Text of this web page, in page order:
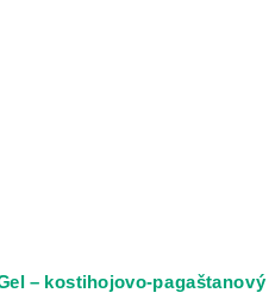
– kostihojovo‑pagaštanový